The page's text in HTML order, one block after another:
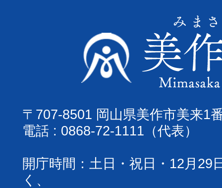
〒707-8501 岡山県美作市美来1
電話 : 0868-72-1111（代表）
開庁時間：土日・祝日・12月29
く、